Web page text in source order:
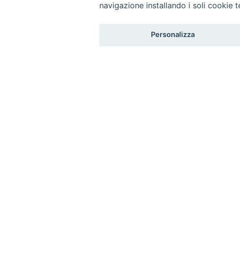
navigazione installando i soli cookie
Personalizza